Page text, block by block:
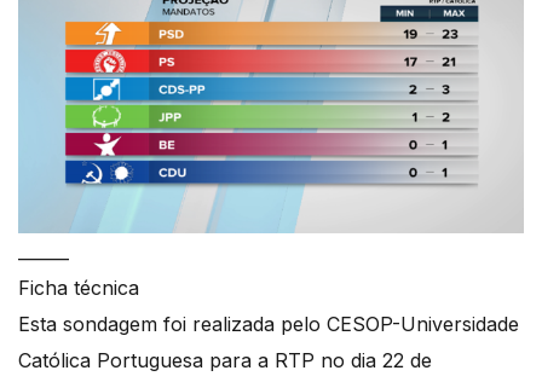
Ficha técnica
Esta sondagem foi realizada pelo CESOP-Universidade
Católica Portuguesa para a RTP no dia 22 de